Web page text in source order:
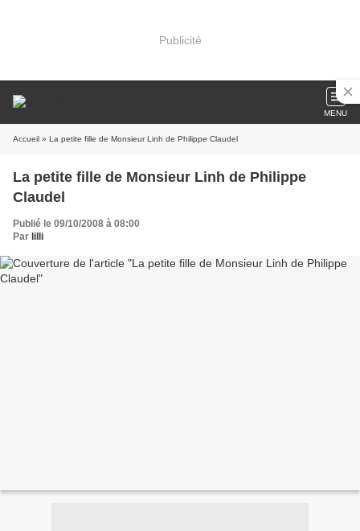
Publicité
MENU
Accueil » La petite fille de Monsieur Linh de Philippe Claudel
La petite fille de Monsieur Linh de Philippe
Claudel
Publié le 09/10/2008 à 08:00
Par lilli